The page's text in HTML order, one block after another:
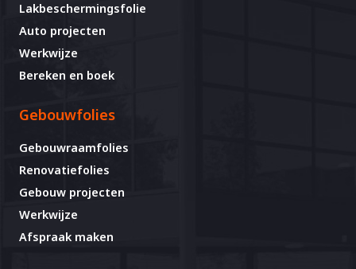
Lakbeschermingsfolie
Auto projecten
Werkwijze
Bereken en boek
Gebouwfolies
Gebouwraamfolies
Renovatiefolies
Gebouw projecten
Werkwijze
Afspraak maken